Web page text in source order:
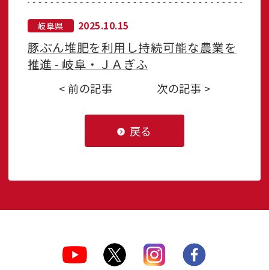
岐阜県 2025.10.15
豚ぷん堆肥を利用し持続可能な農業を
推進 - 岐阜・ＪＡぎふ
< 前の記事 次の記事 >
戻る